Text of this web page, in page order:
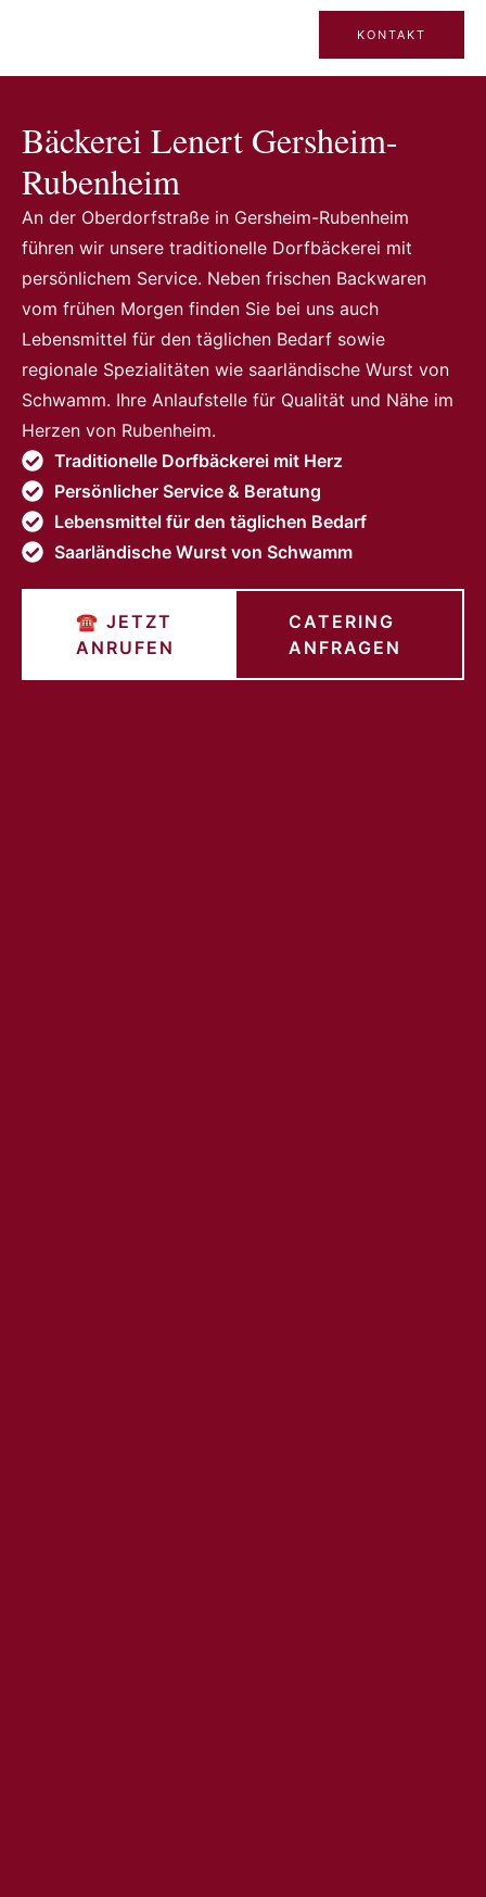
KONTAKT
Bäckerei Lenert Gersheim-
Rubenheim
An der Oberdorfstraße in Gersheim-Rubenheim
führen wir unsere traditionelle Dorfbäckerei mit
persönlichem Service. Neben frischen Backwaren
vom frühen Morgen finden Sie bei uns auch
Lebensmittel für den täglichen Bedarf sowie
regionale Spezialitäten wie saarländische Wurst von
Schwamm. Ihre Anlaufstelle für Qualität und Nähe im
Herzen von Rubenheim.
Traditionelle Dorfbäckerei mit Herz
Persönlicher Service & Beratung
Lebensmittel für den täglichen Bedarf
Saarländische Wurst von Schwamm
☎ JETZT
ANRUFEN
CATERING
ANFRAGEN